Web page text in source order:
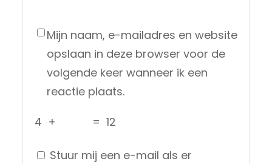
Mijn naam, e-mailadres en website
opslaan in deze browser voor de
volgende keer wanneer ik een
reactie plaats.
4 + = 12
Stuur mij een e-mail als er